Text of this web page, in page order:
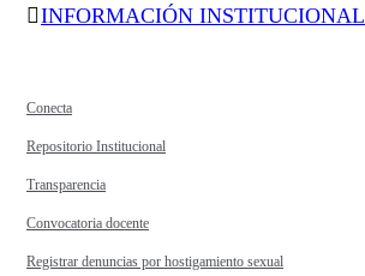
INFORMACIÓN INSTITUCIONAL
Conecta
Repositorio Institucional
Transparencia
Convocatoria docente
Registrar denuncias por hostigamiento sexual